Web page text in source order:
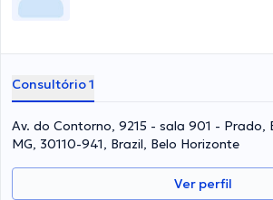
Consultório 1
Av. do Contorno, 9215 - sala 901 - Prado,
MG, 30110-941, Brazil, Belo Horizonte
Ver perfil